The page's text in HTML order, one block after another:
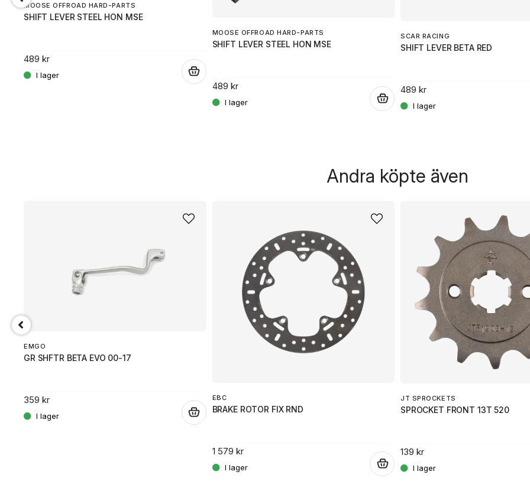
MOOSE OFFROAD HARD-PARTS
SHIFT LEVER STEEL HON MSE
489 kr
MOOSE OFFROAD HARD-PARTS
SHIFT LEVER STEEL HON MSE
489 kr
SCAR RACING
SHIFT LEVER BETA RED
489 kr
Andra köpte även
EMGO
GR SHFTR BETA EVO 00-17
359 kr EBC
BRAKE ROTOR FIX RND
1 579 kr
JT SPROCKETS
SPROCKET FRONT 13T 520
139 kr